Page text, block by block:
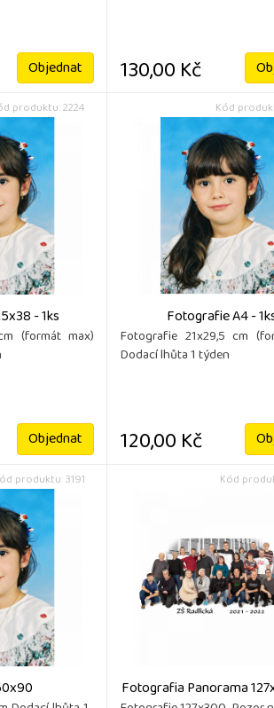
Objednat 130,00 Kč
produktu: 2224
- 1ks
(formát max)
Objednat
Kód
Fotografie A4 -
Fotografie 21x29,5 cm
Dodací lhůta 1 týden
120,00 Kč
produktu: 3191 Kód
Fotografia Panorama